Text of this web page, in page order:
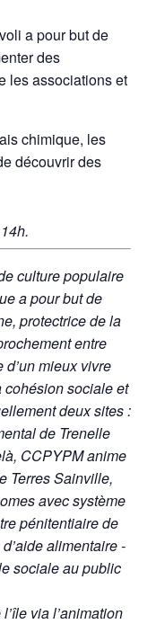
a pour but de
des
les associations et
chimique, les
découvrir des
culture populaire
a pour but de
protectrice de la
entre
d’un mieux vivre
sociale et
deux sites :
de Trenelle
CCPYPM anime
Terres Sainville,
avec système
pénitentiaire de
alimentaire -
sociale au public
via l’animation